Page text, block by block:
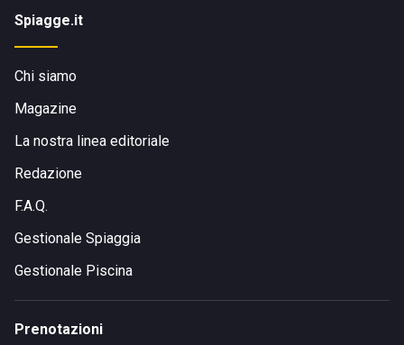
Spiagge.it
Chi siamo
Magazine
La nostra linea editoriale
Redazione
F.A.Q.
Gestionale Spiaggia
Gestionale Piscina
Prenotazioni